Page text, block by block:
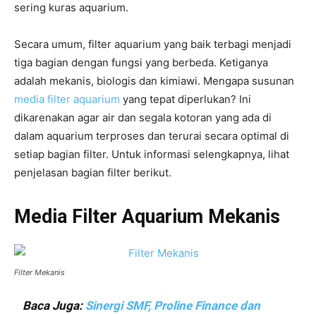
sering kuras aquarium.
Secara umum, filter aquarium yang baik terbagi menjadi
tiga bagian dengan fungsi yang berbeda. Ketiganya
adalah mekanis, biologis dan kimiawi. Mengapa susunan
media filter aquarium yang tepat diperlukan? Ini
dikarenakan agar air dan segala kotoran yang ada di
dalam aquarium terproses dan terurai secara optimal di
setiap bagian filter. Untuk informasi selengkapnya, lihat
penjelasan bagian filter berikut.
Media Filter Aquarium Mekanis
Filter Mekanis
Baca Juga: Sinergi SMF, Proline Finance dan